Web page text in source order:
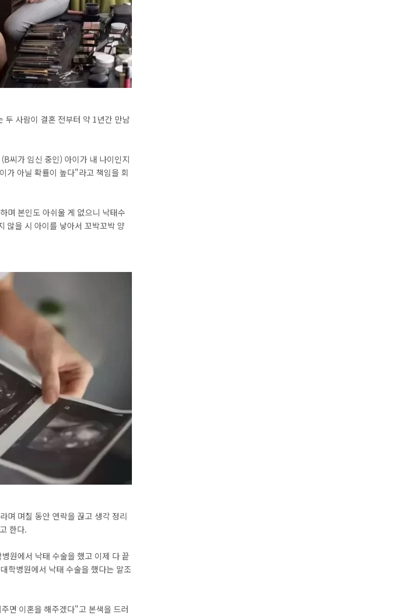
두 사람이 결혼 전부터 약 1년간 만남
씨가 임신 중인) 아이가 내 나이인지
가 아닐 확률이 높다"라고 책임을 회
며 본인도 아쉬울 게 없으니 낙태수
않을 시 아이를 낳아서 꼬박꼬박 양
며 며칠 동안 연락을 끊고 생각 정리
한다.
원에서 낙태 수술을 했고 이제 다 끝
학병원에서 낙태 수술을 했다는 말조
면 이혼을 해주겠다"고 본색을 드러